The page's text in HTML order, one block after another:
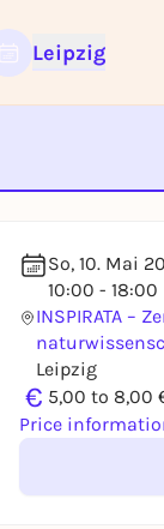
Leipzig
So, 10. Mai
10:00 - 18:00
INSPIRATA –
Leipzig
€ 5,00 to 8,00
Price